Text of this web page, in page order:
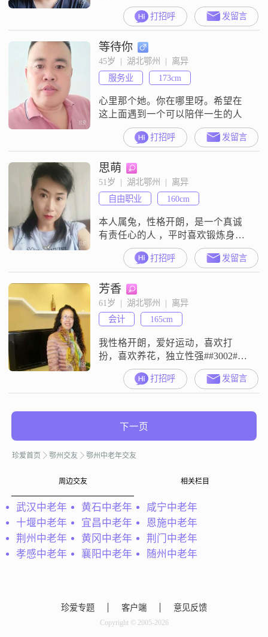
打招呼 发留言
等待你
45岁  |  湖北鄂州  |  离异
服务业
173cm
心里那个她。你在哪里呀。希望在
这上面遇到一个可以陪伴一生的人
打招呼 发留言
思萌
51岁  |  湖北鄂州  |  离异
自由职业
160cm
本人属兔，性格开朗，是一个真诚
有责任心的人 ，平时喜欢锻炼身
体，游泳，户外活动。人生是场纷
呈的经历，无论幸福还是痛苦，快
乐还是悲伤，都要好好走下去，向
着太阳动，跟着感觉走！如果有机
会牵手自己爱的人，再也不会放
手！相亲相爱，不离不弃！相找一
个有共同语言，兴趣爱好差不多的
人过日子！同城优先，非诚勿扰！
未来的生活希望环球旅行
打招呼 发留言
芳香
61岁  |  湖北鄂州  |  离异
会计
165cm
我性格开朗，爱好运动，喜欢打
扮，喜欢养花，独立性强##3002##
希望另一半讲卫生，着装整洁，爱
运动，彼此之间的喜怒哀乐可以共
同分享，给出意见，不喜欢闷烧性
打招呼 发留言
下一页
珍爱首页 鄂州交友 鄂州中老年交友
周边交友 相关栏目
武汉中老年 黄石中老年
咸宁中老年
十堰中老年
宜昌中老年
恩施中老年
荆州中老年
黄冈中老年
荆门中老年
孝感中老年
襄阳中老年 随州中老年
珍爱专题 客户端 意见反馈
Copyright © 2005-2026